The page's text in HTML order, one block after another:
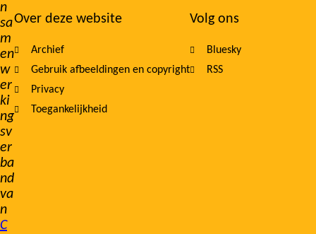
n
sa
m
en
w
er
ki
ng
sv
er
ba
nd
va
n
C
Over deze website
Archief
Gebruik afbeeldingen en copyright
Privacy
Toegankelijkheid
Volg ons
Bluesky
RSS